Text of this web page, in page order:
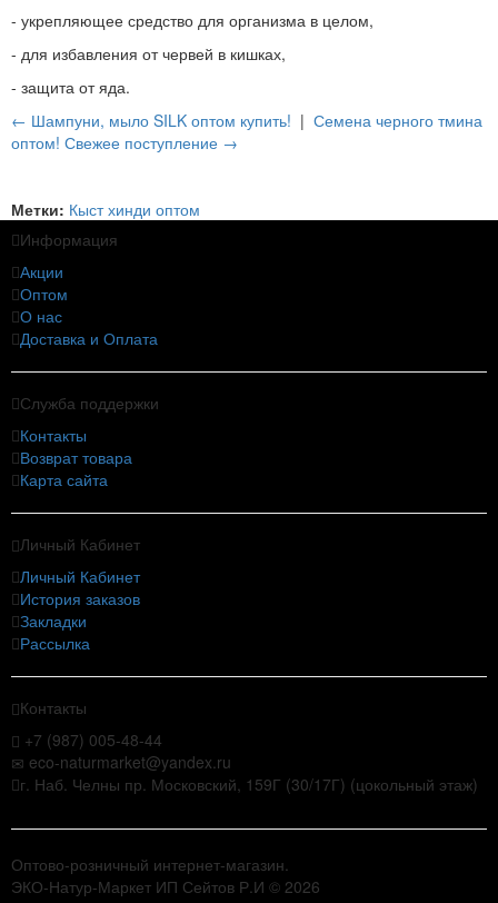
- укрепляющее средство для организма в целом,
- для избавления от червей в кишках,
- защита от яда.
← Шампуни, мыло SILK оптом купить! | Семена черного тмина
оптом! Свежее поступление →
Метки: Кыст хинди оптом
Информация
Акции
Оптом
О нас
Доставка и Оплата
Служба поддержки
Контакты
Возврат товара
Карта сайта
Личный Кабинет
Личный Кабинет
История заказов
Закладки
Рассылка
Контакты
+7 (987) 005-48-44
eco-naturmarket@yandex.ru
г. Наб. Челны пр. Московский, 159Г (30/17Г) (цокольный этаж)
Оптово-розничный интернет-магазин.
ЭКО-Натур-Маркет ИП Сейтов Р.И © 2026